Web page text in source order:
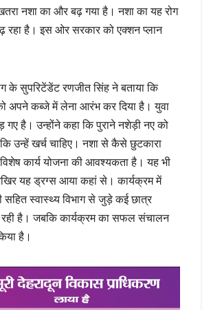
नशा का और बढ़ गया है। नशा का यह रोग
रहा है। इस ओर सरकार को एक्शन प्लान
के सुपरिटेंडेंट रणजीत सिंह ने बताया कि
अपने कब्जे में लेना आरंभ कर दिया है। युवा
है। उन्होंने कहा कि पुराने नशेड़ी नए को
उन्हें खर्च चाहिए। नशा से कैसे छुटकारा
कार्य योजना की आवश्यकता है। यह भी
यह ड्रग्स आया कहां से। कार्यक्रम में
स्वास्थ्य विभाग से जुड़े कई छात्र
रही है। जबकि कार्यक्रम का सफल संचालन
है।